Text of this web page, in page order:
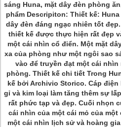
sáng Huna, mặt dây đèn phòng
phẩm Descripiton: Thiết kế:
dây đèn đáng ngạc nhiên tốt đẹp.
thiết kế được thực hiện rất đẹp
một cái nhìn cổ điển. Một mặt
xa của phòng như một ngôi sao
vào để truyền đạt một cái
phòng. Thiết kế chi tiết Trong
kế bởi Archivio Storico. Cáp điện
gỉ và kim loại làm tăng thêm sự
rất phức tạp và đẹp. Cuối nhọn
cái nhìn của một cái mỏ của một
một cái nhìn lịch sử và hoàng